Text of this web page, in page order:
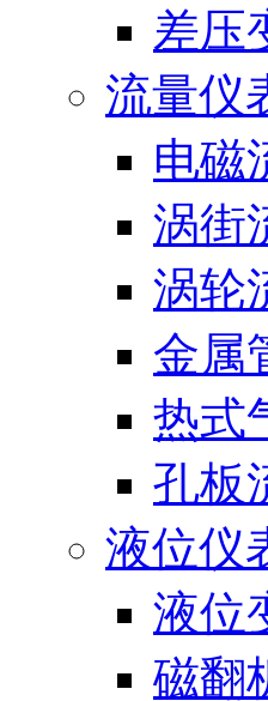
差压
流量仪
电磁
涡街
涡轮
金属
热式
孔板
液位仪
液位
磁翻